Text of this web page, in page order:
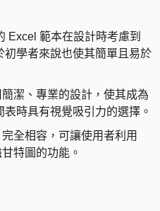
Excel 範本在設計時考慮到
初學者來說也使其簡單且易於
潔、專業的設計，使其成為
時具有視覺吸引力的選擇。
全相容，可讓使用者利用
特圖的功能。